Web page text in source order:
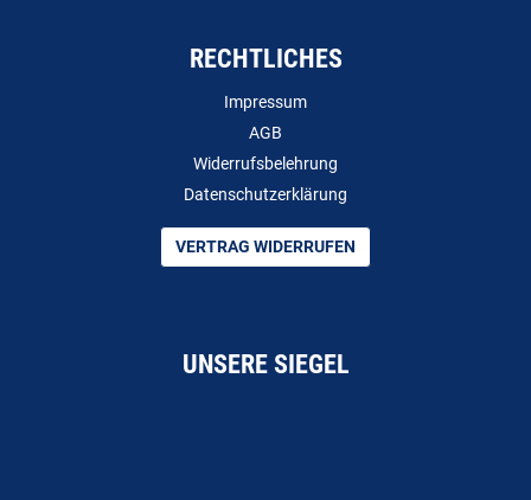
RECHTLICHES
Impressum
AGB
Widerrufsbelehrung
Datenschutzerklärung
VERTRAG WIDERRUFEN
UNSERE SIEGEL